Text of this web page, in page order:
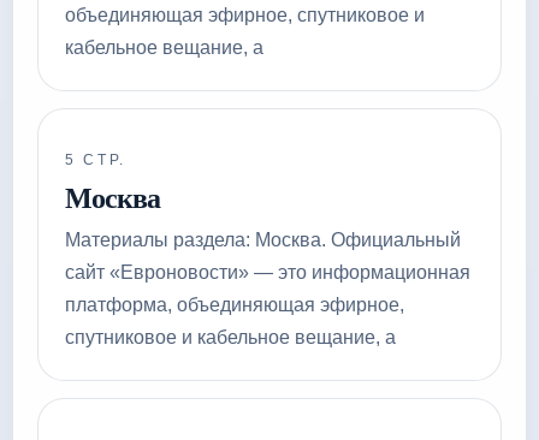
объединяющая эфирное, спутниковое и
кабельное вещание, а
5 СТР.
Москва
Материалы раздела: Москва. Официальный
сайт «Евроновости» — это информационная
платформа, объединяющая эфирное,
спутниковое и кабельное вещание, а